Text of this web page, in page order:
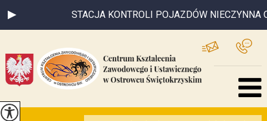
STACJA KONTROLI POJAZDÓW NIECZYNNA